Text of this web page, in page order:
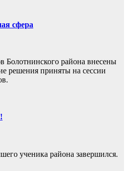
сфера
Болотнинского района внесены
решения приняты на сессии
ученика района завершился.